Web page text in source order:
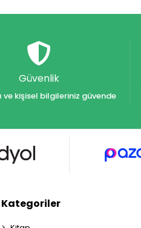
Güvenlik
ve kişisel bilgileriniz güvende
Kategoriler